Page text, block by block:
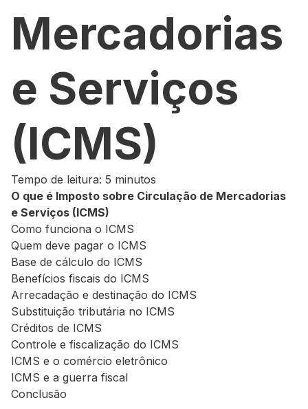
Mercadorias
e Serviços
(ICMS)
Tempo de leitura: 5 minutos
O que é Imposto sobre Circulação de Mercadorias
e Serviços (ICMS)
Como funciona o ICMS
Quem deve pagar o ICMS
Base de cálculo do ICMS
Benefícios fiscais do ICMS
Arrecadação e destinação do ICMS
Substituição tributária no ICMS
Créditos de ICMS
Controle e fiscalização do ICMS
ICMS e o comércio eletrônico
ICMS e a guerra fiscal
Conclusão